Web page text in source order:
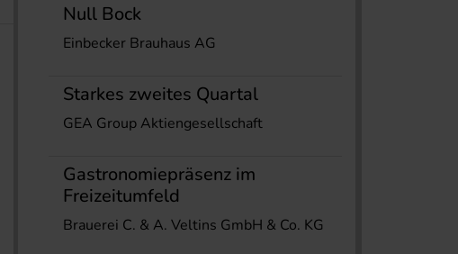
Null Bock
Einbecker Brauhaus AG
Starkes zweites Quartal
GEA Group Aktiengesellschaft
Gastronomiepräsenz im
Freizeitumfeld
Brauerei C. & A. Veltins GmbH & Co. KG